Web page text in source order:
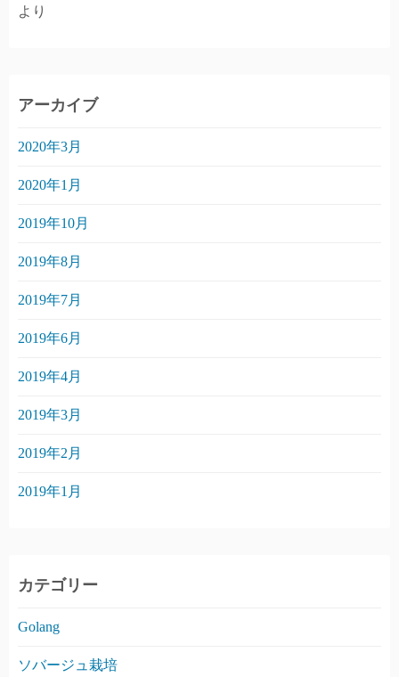
より
アーカイブ
2020年3月
2020年1月
2019年10月
2019年8月
2019年7月
2019年6月
2019年4月
2019年3月
2019年2月
2019年1月
カテゴリー
Golang
ソバージュ栽培